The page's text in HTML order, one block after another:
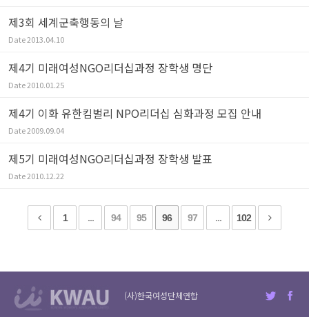
제3회 세계군축행동의 날
Date2013.04.10
제4기 미래여성NGO리더십과정 장학생 명단
Date2010.01.25
제4기 이화 유한킴벌리 NPO리더십 심화과정 모집 안내
Date2009.09.04
제5기 미래여성NGO리더십과정 장학생 발표
Date2010.12.22
1 ... 94 95 96 97 ... 102
(사)한국여성단체연합